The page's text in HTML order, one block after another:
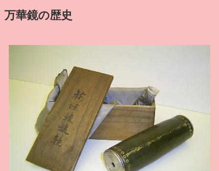
万華鏡の歴史